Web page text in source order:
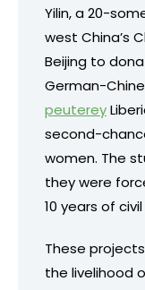
Yilin, a 20-
west China’s
Beijing to
German-
peuterey
second-
women. The
they were
10 years of
These
the livelihood